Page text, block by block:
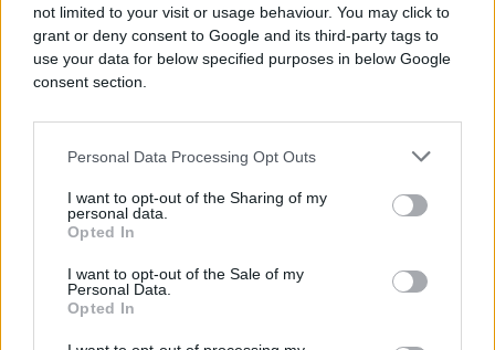
not limited to your visit or usage behaviour. You may click to
grant or deny consent to Google and its third-party tags to
use your data for below specified purposes in below Google
consent section.
Personal Data Processing Opt Outs
I want to opt-out of the Sharing of my
personal data.
Opted In
I want to opt-out of the Sale of my
Personal Data.
Opted In
Dejvis je posljednji meč za reprezentaciju Kanade
odigrao prije više od godinu dana, nakon čega je
zbog povrede ukrštenih ligamenata bio van terena.
propusti duel protiv Bosne i Hercegovine, a vrlo
vjerovatno i još neke utakmice na prvenstvu,
prenosi tportal.